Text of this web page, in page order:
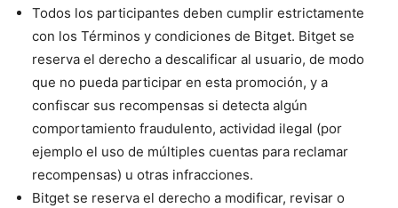
Todos los participantes deben cumplir estrictamente
con los Términos y condiciones de Bitget. Bitget se
reserva el derecho a descalificar al usuario, de modo
que no pueda participar en esta promoción, y a
confiscar sus recompensas si detecta algún
comportamiento fraudulento, actividad ilegal (por
ejemplo el uso de múltiples cuentas para reclamar
recompensas) u otras infracciones.
Bitget se reserva el derecho a modificar, revisar o